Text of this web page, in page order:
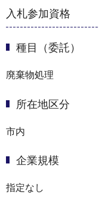
入札参加資格
種目（委託）
廃棄物処理
所在地区分
市内
企業規模
指定なし